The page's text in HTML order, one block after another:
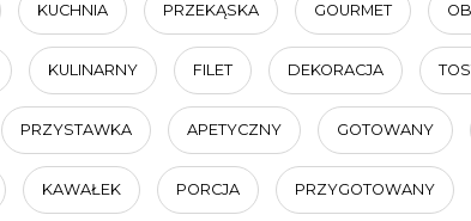
KUCHNIA PRZEKĄSKA GOURMET
KULINARNY FILET DEKORACJA
PRZYSTAWKA APETYCZNY GOTOWANY
KAWAŁEK PORCJA PRZYGOTOWANY